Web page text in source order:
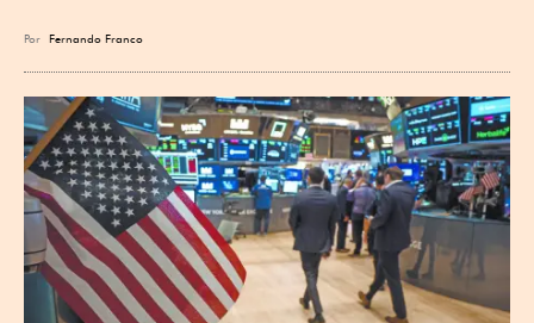
Por Fernando Franco